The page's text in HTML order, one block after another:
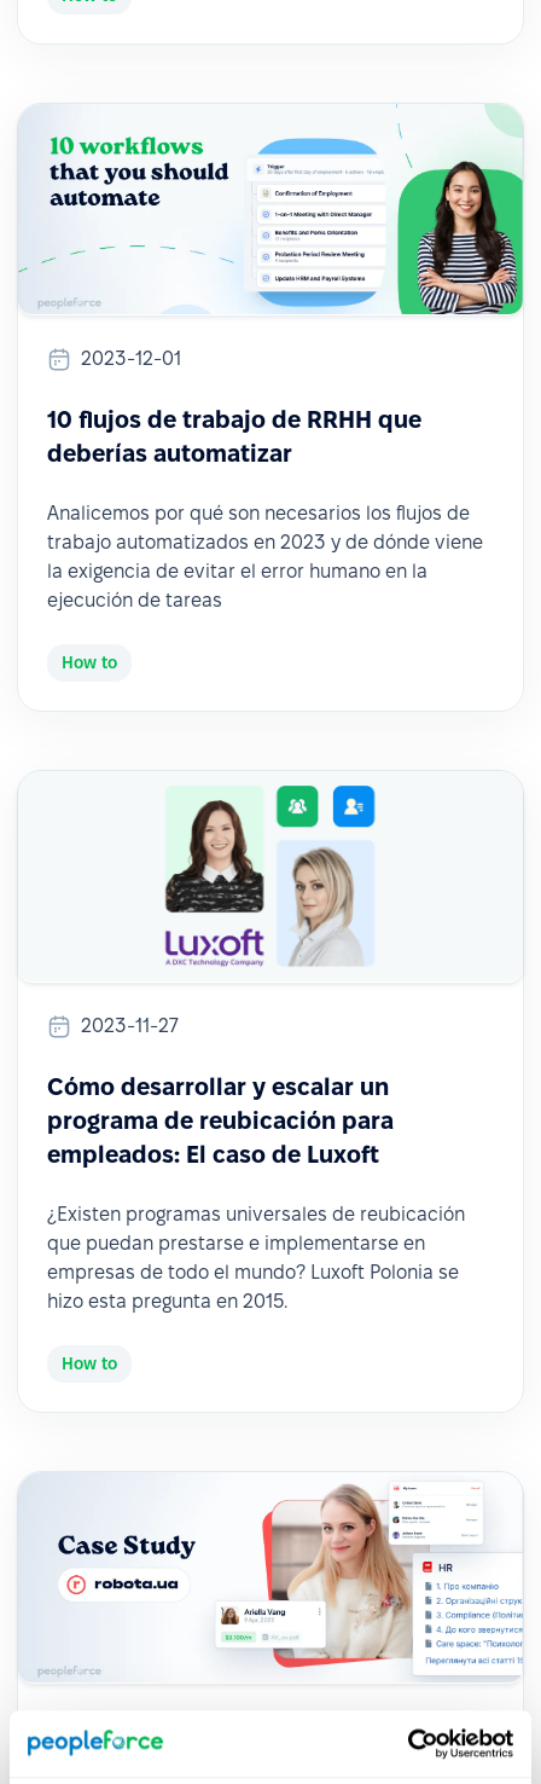
2023-12-01
10 flujos de trabajo de RRHH que
deberías automatizar
Analicemos por qué son necesarios los flujos de
trabajo automatizados en 2023 y de dónde viene
la exigencia de evitar el error humano en la
ejecución de tareas
How to
2023-11-27
Cómo desarrollar y escalar un
programa de reubicación para
empleados: El caso de Luxoft
¿Existen programas universales de reubicación
que puedan prestarse e implementarse en
empresas de todo el mundo? Luxoft Polonia se
hizo esta pregunta en 2015.
How to
2023-11-21